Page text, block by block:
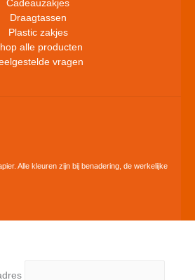
Cadeauzakjes
Draagtassen
Plastic zakjes
alle producten
vragen
Alle kleuren zijn bij benadering, de werkelijke